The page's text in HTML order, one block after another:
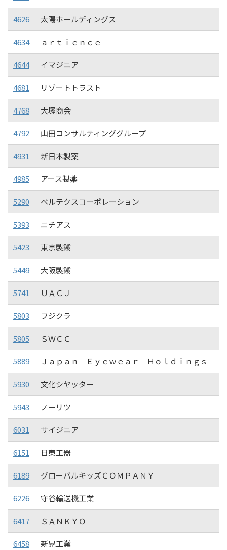
4626 太陽ホールディングス
4634 ａｒｔｉｅｎｃｅ
4644 イマジニア
4681 リゾートトラスト
4768 大塚商会
4792 山田コンサルティンググループ
4931 新日本製薬
4985 アース製薬
5290 ベルテクスコーポレーション
5393 ニチアス
5423 東京製鐵
5449 大阪製鐵
5741 ＵＡＣＪ
5803 フジクラ
5805 ＳＷＣＣ
5889 Ｊａｐａｎ Ｅｙｅｗｅａｒ Ｈｏｌｄｉｎｇｓ
5930 文化シヤッター
5943 ノーリツ
6031 サイジニア
6151 日東工器
6189 グローバルキッズＣＯＭＰＡＮＹ
6226 守谷輸送機工業
6417 ＳＡＮＫＹＯ
6458 新晃工業